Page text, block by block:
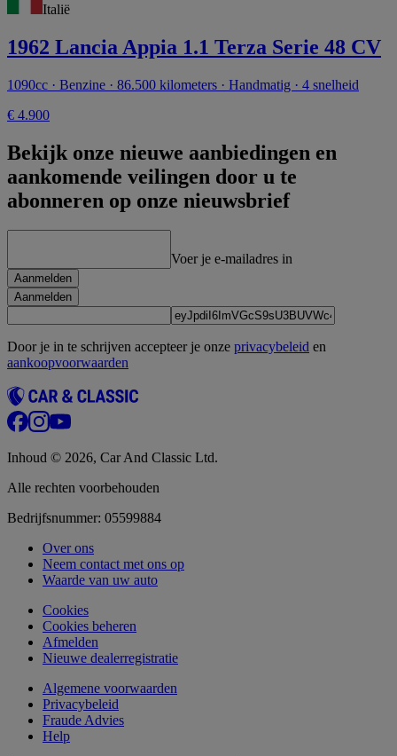
Italië
1962 Lancia Appia 1.1 Terza Serie 48 CV
1090cc · Benzine · 86.500 kilometers · Handmatig · 4 snelheid
€ 4.900
Bekijk onze nieuwe aanbiedingen en
aankomende veilingen door u te
abonneren op onze nieuwsbrief
Voer je e-mailadres in
Aanmelden
Aanmelden
Door je in te schrijven accepteer je onze privacybeleid en
aankoopvoorwaarden
Inhoud © 2026, Car And Classic Ltd.
Alle rechten voorbehouden
Bedrijfsnummer: 05599884
Over ons
Neem contact met ons op
Waarde van uw auto
Cookies
Cookies beheren
Afmelden
Nieuwe dealerregistratie
Algemene voorwaarden
Privacybeleid
Fraude Advies
Help